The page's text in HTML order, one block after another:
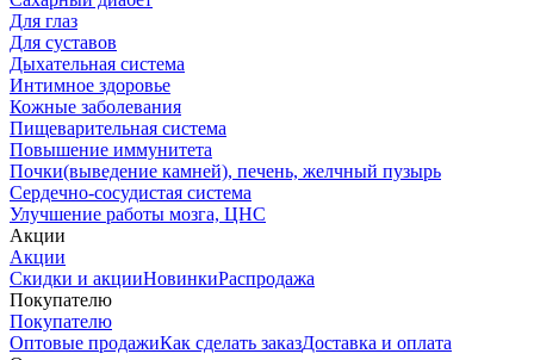
Для глаз
Для суставов
Дыхательная система
Интимное здоровье
Кожные заболевания
Пищеварительная система
Повышение иммунитета
Почки(выведение камней), печень, желчный пузырь
Сердечно-сосудистая система
Улучшение работы мозга, ЦНС
Акции
Акции
Скидки и акцииНовинкиРаспродажа
Покупателю
Покупателю
Оптовые продажиКак сделать заказДоставка и оплата